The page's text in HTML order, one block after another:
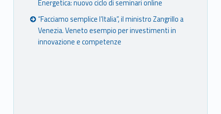
Energetica: nuovo ciclo di seminari online
“Facciamo semplice l’Italia”, il ministro Zangrillo a
Venezia. Veneto esempio per investimenti in
innovazione e competenze